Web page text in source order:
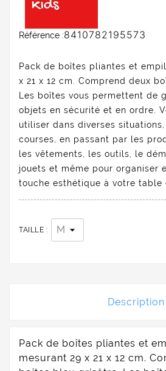
Référence :8410782195573
Pack de boîtes pliantes et
x 21 x 12 cm. Comprend deux
Les boîtes vous permettent de
objets en sécurité et en ordre.
utiliser dans diverses
courses, en passant par les
les vêtements, les outils, le
jouets et même pour organiser
touche esthétique à votre table
TAILLE :
Description
Pack de boîtes pliantes et
mesurant 29 x 21 x 12 cm.